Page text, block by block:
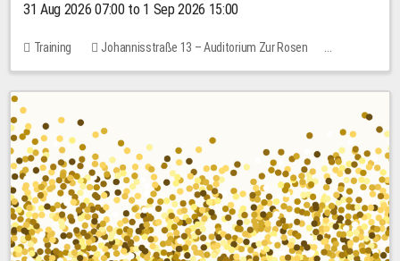
31 Aug 2026 07:00 to 1 Sep 2026 15:00
Training
Johannisstraße 13 – Auditorium Zur Rosen
No free places
30.00 EUR